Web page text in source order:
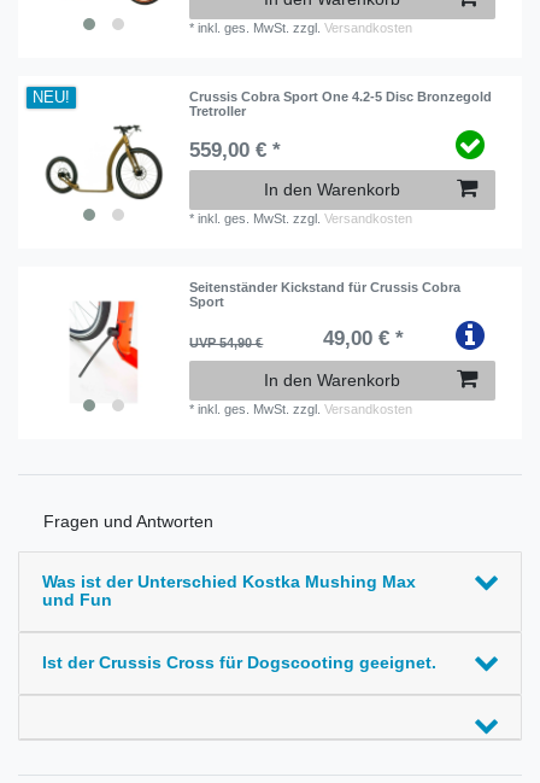
*inkl. ges. MwSt. zzgl.Versandkosten
NEU!
Crussis Cobra Sport One 4.2-5 Disc Bronzegold
Tretroller
559,00 € *
In den Warenkorb
*inkl. ges. MwSt. zzgl.Versandkosten
Seitenständer Kickstand für Crussis Cobra
Sport
UVP 54,90 € 49,00 € *
In den Warenkorb
*inkl. ges. MwSt. zzgl.Versandkosten
Fragen und Antworten
Was ist der Unterschied Kostka Mushing Max
und Fun
Ist der Crussis Cross für Dogscooting geeignet.